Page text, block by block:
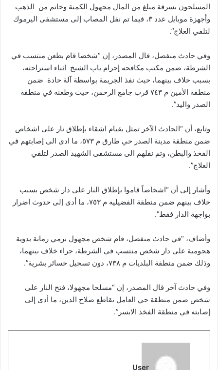
المسلحون بسرقة مبلغ من المال مجهول الكمية وخاتم من الذهب
وأجهزة موبايل عدد ٣، فيما تم نقل المصاب إلى مستشفى اليرموك
لتلقي العلاج”.
وفي حادث منفصل، قال المصدر، إن “شخصا قام بطعن منتسب في
الشرطة، ضمن مكتب مكافحه إجرام باب الشيخ اثناء استراحته،
بسبب خلاف بينهما، حيث نفذ الجريمة بواسطة آلة حادة ضمن
منطقة الأمين م ٧٤٣ قرب جامع الرحمن، حيث وطعنه في منطقة
الصدر واليد”.
وتابع، أن “الحادث الآخر تمثل بقيام اشقاء بإطلاق نار على اشخاص
ضمن منطقة مدينة الصدر حي طارق م ٥٧٣، ما ادى الى إصابتهم في
الفخذ والبطن، وتم نقلهم الى مستشفى الشهيد الصدر لتلقي
العلاج”.
وأشار إلى أن “اشخاصاً قاموا بإطلاق النار على دار شخص بسبب
خلاف بينهم ضمن منطقة الفضيليه م ٧٥٣، ما أدى إلى حدوث اضرار
بواجهة الدار فقط”.
وأضاف، “في حادث منفصل، قام شخص مجهول برمي رمانة يدوية
هجومية على دار شخص منتسب في الشرطة، جراء خلاف بينهما،
وذلك ضمن منطقة البلديات م ٧٣٨، دون تسجيل خسائر بشرية”.
وفي حادث آخر قال المصدر، إن “مسلحا مجهولا، فتح النار على
شخص ضمن منطقة حي العامل تقاطع صلاح الدين، ما أدى إلى
إصابته في منطقة الفخذ الايسر”.
User